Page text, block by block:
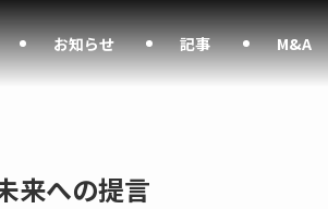
お知らせ 記事 M&A
来への提言